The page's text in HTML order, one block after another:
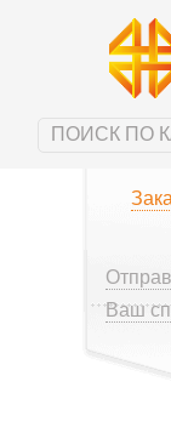
Ваш